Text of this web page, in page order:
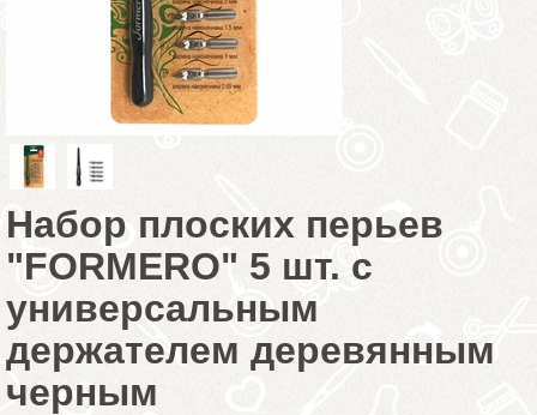
Набор плоских перьев
"FORMERO" 5 шт. с
универсальным
держателем деревянным
черным